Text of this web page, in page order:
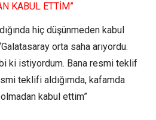
KABUL ETTİM”
hiç düşünmeden kabul
orta saha arıyordu.
ki istiyordum. Bana resmi teklif
teklifi aldığımda, kafamda
kabul ettim”